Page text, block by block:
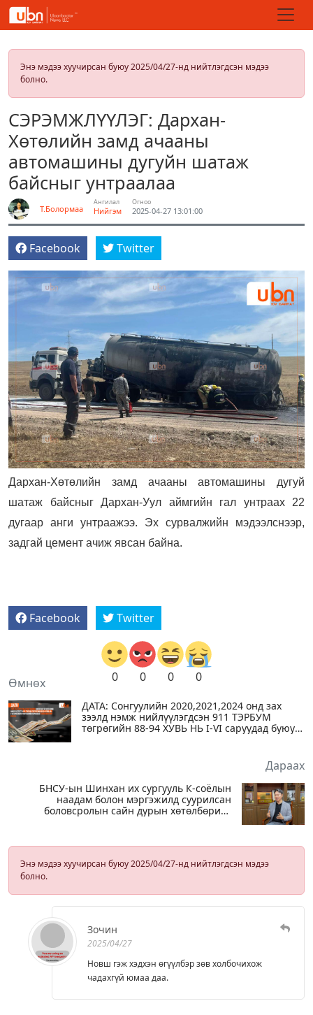
Энэ мэдээ хуучирсан буюу 2025/04/27-нд нийтлэгдсэн мэдээ
болно.
СЭРЭМЖЛҮҮЛЭГ: Дархан-
Хөтөлийн замд ачааны
автомашины дугуйн шатаж
байсныг унтраалаа
Т.Болормаа
Ангилал
Нийгэм
Огноо
2025-04-27 13:01:00
Facebook Twitter
Дархан-Хөтөлийн замд ачааны автомашины дугуй
шатаж байсныг Дархан-Уул аймгийн гал унтраах 22
дугаар анги унтраажээ. Эх сурвалжийн мэдээлснээр,
задгай цемент ачиж явсан байна.
Facebook Twitter
0 0 0 0
Өмнөх
ДАТА: Сонгуулийн 2020,2021,2024 онд зах
зээлд нэмж нийлүүлэгдсэн 911 ТЭРБУМ
төгрөгийн 88-94 ХУВЬ НЬ I-VI саруудад буюу
Дараах
БНСУ-ын Шинхан их сургууль К-соёлын
наадам болон мэргэжилд суурилсан
боловсролын сайн дурын хөтөлбөрийг
Энэ мэдээ хуучирсан буюу 2025/04/27-нд нийтлэгдсэн мэдээ
болно.
Зочин
2025/04/27
Новш гэж хэдхэн өгүүлбэр зөв холбочихож
чадахгүй юмаа даа.